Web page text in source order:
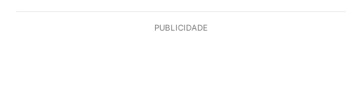
PUBLICIDADE